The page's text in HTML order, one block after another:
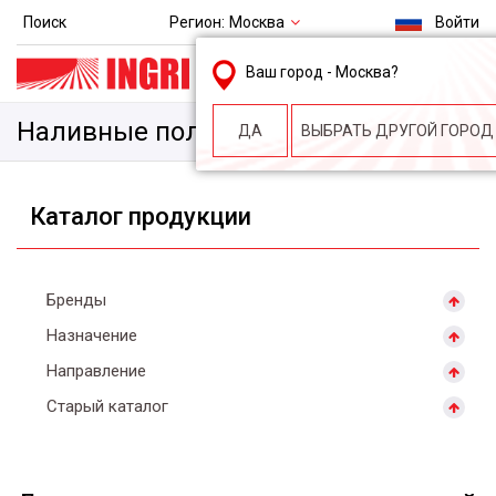
Поиск Регион: Москва
Ваш город - Москва?
ДА ВЫБРАТЬ ДРУГОЙ ГОРОД
Войти
msk@ingri.ru
пн. – пт.: 9.00-18.00
Наливные полы для офиса
Каталог продукции
Бренды
Назначение
Направление
Старый каталог